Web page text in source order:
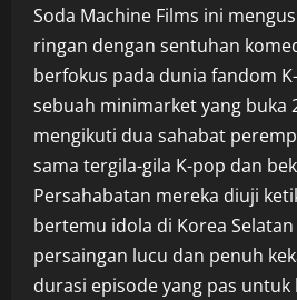
Soda Machine Films ini
ringan dengan sentuhan
berfokus pada dunia fandom
sebuah minimarket yang buka
mengikuti dua sahabat
sama tergila-gila K-pop dan
Persahabatan mereka diuji
bertemu idola di Korea
persaingan lucu dan penuh
durasi episode yang pas untuk